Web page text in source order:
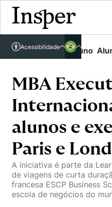
Links rápidos Aluno
Acessibilidade
Acessível em libras
Vestibular
Graduação
Pós-Graduação
Educação Executiva
Busca por Áreas de
Quem Somos
O Insper
Campus
Internacional
Student Life
Núcleo de Carreiras
Comunidade Transforme
Missão
Projetos Sociais
Lista de doadores
Pesquisa
Pesquisa no Insper
Centros de Conhecimento
Cátedras
Conteúdos
Carreiras e Cursos
Eventos
Unidades Acadêmicas
Corpo Docente
MBA
alunos e
Paris e
A iniciativa é parte da
de viagens de curta
francesa ESCP Business
escola de negócios do